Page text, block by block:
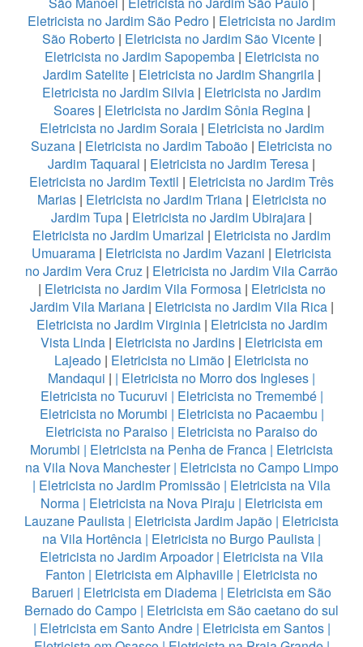
Eletricista no Jardim São Pedro | Eletricista no Jardim
São Roberto| Eletricista no Jardim São Vicente|
Eletricista no Jardim Sapopemba| Eletricista no
Jardim Satelite| Eletricista no Jardim Shangrila|
Eletricista no Jardim Silvia | Eletricista no Jardim
Soares| Eletricista no Jardim Sônia Regina|
Eletricista no Jardim Soraia| Eletricista no Jardim
Suzana | Eletricista no Jardim Taboão | Eletricista no
Jardim Taquaral | Eletricista no Jardim Teresa |
Eletricista no Jardim Textil | Eletricista no Jardim Três
Marias| Eletricista no Jardim Triana| Eletricista no
Jardim Tupa | Eletricista no Jardim Ubirajara |
Eletricista no Jardim Umarizal | Eletricista no Jardim
Umuarama | Eletricista no Jardim Vazani | Eletricista
no Jardim Vera Cruz | Eletricista no Jardim Vila Carrão
| Eletricista no Jardim Vila Formosa| Eletricista no
Jardim Vila Mariana| Eletricista no Jardim Vila Rica|
Eletricista no Jardim Virginia| Eletricista no Jardim
Vista Linda | Eletricista no Jardins | Eletricista em
Lajeado | Eletricista no Limão | Eletricista no
Mandaqui | | Eletricista no Morro dos Ingleses |
Eletricista no Tucuruvi | Eletricista no Tremembé|
Eletricista no Morumbi | Eletricista no Pacaembu |
Eletricista no Paraiso | Eletricista no Paraiso do
Morumbi | Eletricista na Penha de Franca | Eletricista
na Vila Nova Manchester| Eletricista no Campo Limpo
| Eletricista no Jardim Promissão | Eletricista na Vila
Norma | Eletricista na Nova Piraju | Eletricista em
Lauzane Paulista | Eletricista Jardim Japão | Eletricista
na Vila Hortência | Eletricista no Burgo Paulista |
Eletricista no Jardim Arpoador| Eletricista na Vila
Fanton | Eletricista em Alphaville | Eletricista no
Barueri | Eletricista em Diadema | Eletricista em São
Bernado do Campo | Eletricista em São caetano do sul
| Eletricista em Santo Andre| Eletricista em Santos|